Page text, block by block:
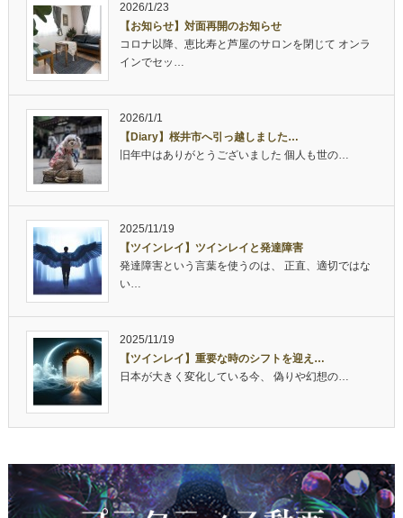
2026/1/23
【お知らせ】対面再開のお知らせ
コロナ以降、恵比寿と芦屋のサロンを閉じて オンラ
インでセッ…
2026/1/1
【Diary】桜井市へ引っ越しました…
旧年中はありがとうございました 個人も世の…
2025/11/19
【ツインレイ】ツインレイと発達障害
発達障害という言葉を使うのは、 正直、適切ではな
い…
2025/11/19
【ツインレイ】重要な時のシフトを迎え…
日本が大きく変化している今、 偽りや幻想の…